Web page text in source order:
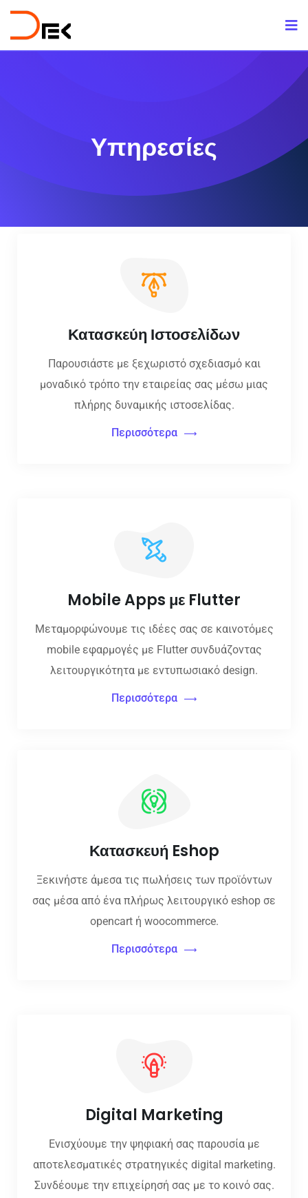
Υπηρεσίες
Κατασκεύη Ιστοσελίδων
Παρουσιάστε με ξεχωριστό σχεδιασμό και
μοναδικό τρόπο την εταιρείας σας μέσω μιας
πλήρης δυναμικής ιστοσελίδας.
Περισσότερα
Mobile Apps με Flutter
Μεταμορφώνουμε τις ιδέες σας σε καινοτόμες
mobile εφαρμογές με Flutter συνδυάζοντας
λειτουργικότητα με εντυπωσιακό design.
Περισσότερα
Κατασκευή Eshop
Ξεκινήστε άμεσα τις πωλήσεις των προϊόντων
σας μέσα από ένα πλήρως λειτουργικό eshop σε
opencart ή woocommerce.
Περισσότερα
Digital Marketing
Ενισχύουμε την ψηφιακή σας παρουσία με
αποτελεσματικές στρατηγικές digital marketing.
Συνδέουμε την επιχείρησή σας με το κοινό σας.